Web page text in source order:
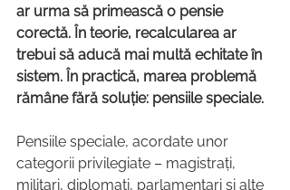
ar urma să primească o pensie
corectă. În teorie, recalcularea ar
trebui să aducă mai multă echitate în
sistem. În practică, marea problemă
rămâne fără soluție: pensiile speciale.
Pensiile speciale, acordate unor
categorii privilegiate – magistrați,
militari, diplomați, parlamentari și alte